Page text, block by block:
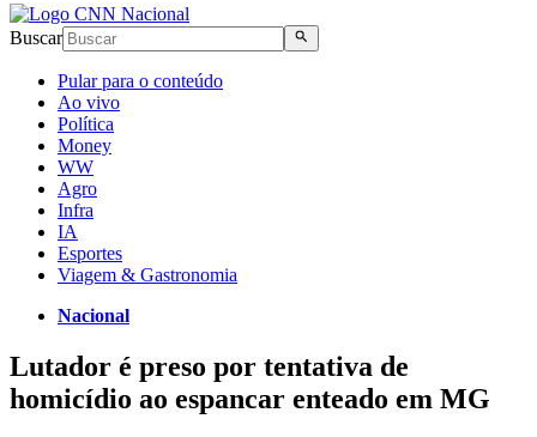
Buscar
Pular para o conteúdo
Ao vivo
Política
Money
WW
Agro
Infra
IA
Esportes
Viagem & Gastronomia
Nacional
Lutador é preso por tentativa de
homicídio ao espancar enteado em MG